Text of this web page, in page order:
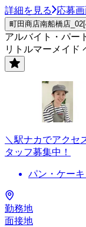
詳細を見る 応募
町田商店南船橋店
アルバイト・パー
リトルマーメイド
＼駅ナカでアクセ
タッフ募集中！
パン・ケー
勤務地
面接地